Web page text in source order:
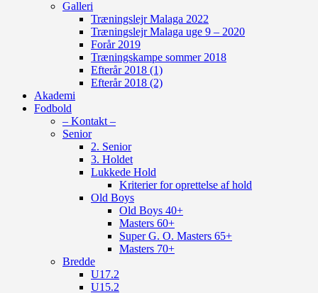
Galleri
Træningslejr Malaga 2022
Træningslejr Malaga uge 9 – 2020
Forår 2019
Træningskampe sommer 2018
Efterår 2018 (1)
Efterår 2018 (2)
Akademi
Fodbold
– Kontakt –
Senior
2. Senior
3. Holdet
Lukkede Hold
Kriterier for oprettelse af hold
Old Boys
Old Boys 40+
Masters 60+
Super G. O. Masters 65+
Masters 70+
Bredde
U17.2
U15.2